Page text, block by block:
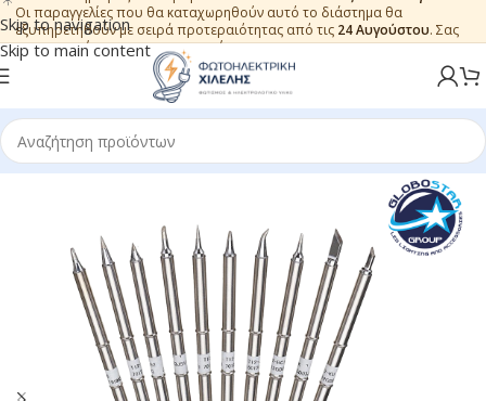
Skip to navigation
Skip to main content
Οι παραγγελίες που θα καταχωρηθούν αυτό το διάστημα θα
εξυπηρετηθούν με σειρά προτεραιότητας από τις 24 Αυγούστου. Σας
ευχαριστούμε για την εμπιστοσύνη.